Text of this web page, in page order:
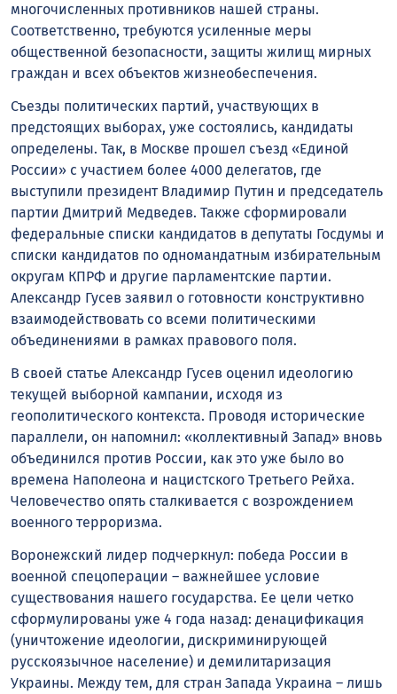
многочисленных противников нашей страны.
Соответственно, требуются усиленные меры
общественной безопасности, защиты жилищ мирных
граждан и всех объектов жизнеобеспечения.
Съезды политических партий, участвующих в
предстоящих выборах, уже состоялись, кандидаты
определены. Так, в Москве прошел съезд «Единой
России» с участием более 4000 делегатов, где
выступили президент Владимир Путин и председатель
партии Дмитрий Медведев. Также сформировали
федеральные списки кандидатов в депутаты Госдумы и
списки кандидатов по одномандатным избирательным
округам КПРФ и другие парламентские партии.
Александр Гусев заявил о готовности конструктивно
взаимодействовать со всеми политическими
объединениями в рамках правового поля.
В своей статье Александр Гусев оценил идеологию
текущей выборной кампании, исходя из
геополитического контекста. Проводя исторические
параллели, он напомнил: «коллективный Запад» вновь
объединился против России, как это уже было во
времена Наполеона и нацистского Третьего Рейха.
Человечество опять сталкивается с возрождением
военного терроризма.
Воронежский лидер подчеркнул: победа России в
военной спецоперации – важнейшее условие
существования нашего государства. Ее цели четко
сформулированы уже 4 года назад: денацификация
(уничтожение идеологии, дискриминирующей
русскоязычное население) и демилитаризация
Украины. Между тем, для стран Запада Украина – лишь